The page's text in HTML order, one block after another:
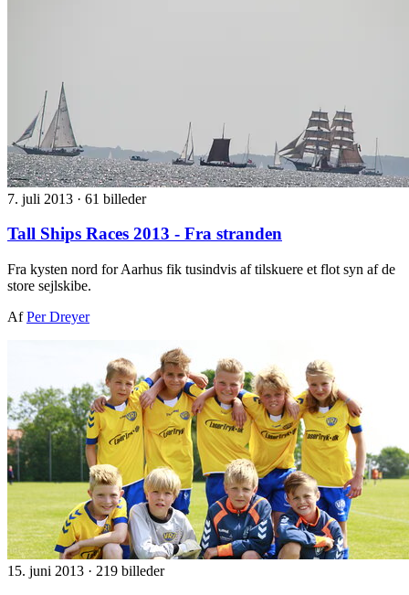
7. juli 2013 · 61 billeder
Tall Ships Races 2013 - Fra stranden
Fra kysten nord for Aarhus fik tusindvis af tilskuere et flot syn af de
store sejlskibe.
AfPer Dreyer
15. juni 2013 · 219 billeder